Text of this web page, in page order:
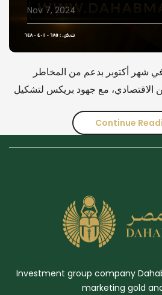
Nov 7, 2024
شهر أكتوبر بدعم من المخاطر
Continue
Investment group company
marketing gold